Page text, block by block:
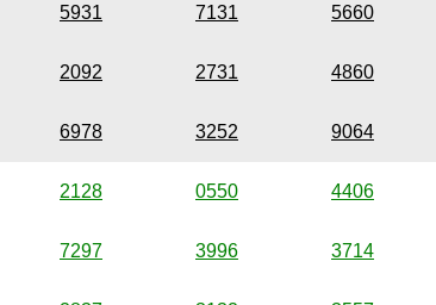
5931 7131 5660
2092 2731 4860
6978 3252 9064
2128 0550 4406
7297 3996 3714